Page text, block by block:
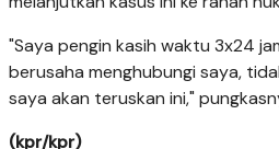
"Saya pengin kasih waktu 3x24
berusaha menghubungi saya,
saya akan teruskan ini,"
(kpr/kpr)